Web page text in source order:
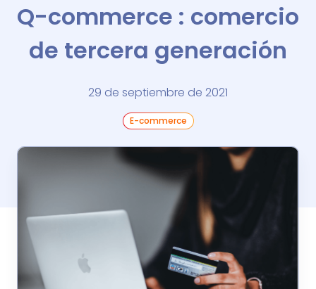
Q-commerce : comercio
de tercera generación
29 de septiembre de 2021
E-commerce